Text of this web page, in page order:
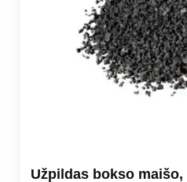
Užpildas bokso maišo,